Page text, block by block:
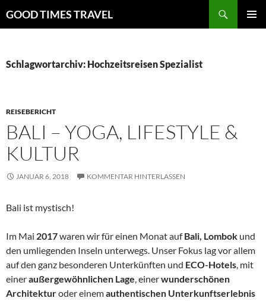
Inhalt
GOOD TIMES TRAVEL
Schlagwortarchiv: Hochzeitsreisen Spezialist
REISEBERICHT
BALI – YOGA, LIFESTYLE &
KULTUR
JANUAR 6, 2018 KOMMENTAR HINTERLASSEN
Bali ist mystisch!
Im Mai 2017waren wir für einen Monat aufBali, Lombok und
den umliegenden Inseln unterwegs. Unser Fokus lag vor allem
auf den ganz besonderen Unterkünften und ECO-Hotels, mit
eineraußergewöhnlichen Lage, einerwunderschönen
Architekturoder einemauthentischen Unterkunftserlebnis